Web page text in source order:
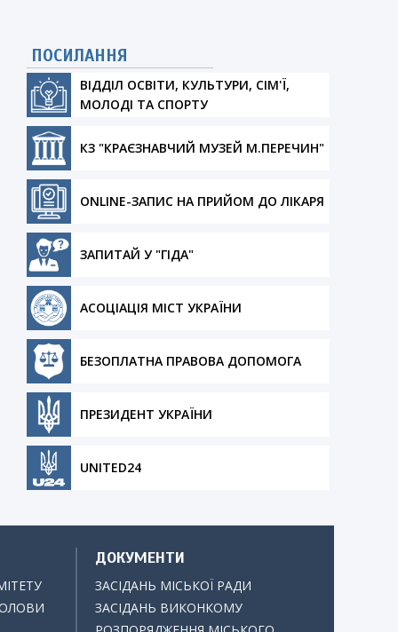
ПОСИЛАННЯ
ВІДДІЛ ОСВІТИ, КУЛЬТУРИ, СІМ'Ї,
МОЛОДІ ТА СПОРТУ
КЗ "КРАЄЗНАВЧИЙ МУЗЕЙ М.ПЕРЕЧИН"
ONLINE-ЗАПИС НА ПРИЙОМ ДО ЛІКАРЯ
ЗАПИТАЙ У "ГІДА"
АСОЦІАЦІЯ МІСТ УКРАЇНИ
БЕЗОПЛАТНА ПРАВОВА ДОПОМОГА
ПРЕЗИДЕНТ УКРАЇНИ
UNITED24
ДОКУМЕНТИ
ЗАСІДАНЬ МІСЬКОЇ РАДИ
ЗАСІДАНЬ ВИКОНКОМУ